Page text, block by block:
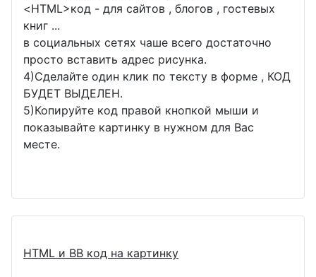
<HTML>код - для сайтов , блогов , гостевых
книг ...
в социальных сетях чаше всего достаточно
просто вставить адрес рисунка.
4)Сделайте один клик по тексту в форме , КОД
БУДЕТ ВЫДЕЛЕН.
5)Копируйте код правой кнопкой мыши и
показывайте картинку в нужном для Вас
месте.
HTML и BB код на картинку